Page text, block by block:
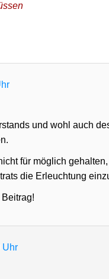
und wohl auch
für möglich
die Erleuchtung
Uhr